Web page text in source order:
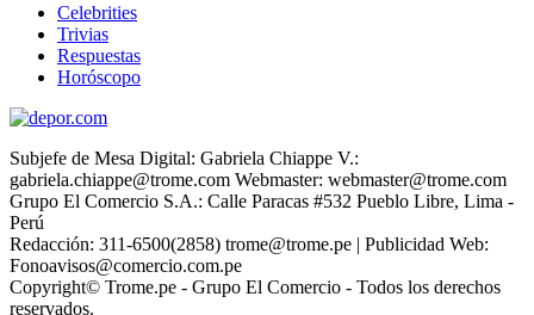
Celebrities
Trivias
Respuestas
Horóscopo
Subjefe de Mesa Digital: Gabriela Chiappe V.:
gabriela.chiappe@trome.com Webmaster: webmaster@trome.com
Grupo El Comercio S.A.: Calle Paracas #532 Pueblo Libre, Lima -
Perú
Redacción: 311-6500(2858) trome@trome.pe | Publicidad Web:
Fonoavisos@comercio.com.pe
Copyright© Trome.pe - Grupo El Comercio - Todos los derechos
reservados.